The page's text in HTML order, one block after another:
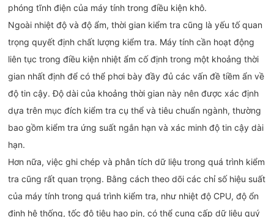
phóng tĩnh điện của máy tính trong điều kiện khô.
Ngoài nhiệt độ và độ ẩm, thời gian kiểm tra cũng là yếu tố quan
trọng quyết định chất lượng kiểm tra. Máy tính cần hoạt động
liên tục trong điều kiện nhiệt ẩm cố định trong một khoảng thời
gian nhất định để có thể phơi bày đầy đủ các vấn đề tiềm ẩn về
độ tin cậy. Độ dài của khoảng thời gian này nên được xác định
dựa trên mục đích kiểm tra cụ thể và tiêu chuẩn ngành, thường
bao gồm kiểm tra ứng suất ngắn hạn và xác minh độ tin cậy dài
hạn.
Hơn nữa, việc ghi chép và phân tích dữ liệu trong quá trình kiểm
tra cũng rất quan trọng. Bằng cách theo dõi các chỉ số hiệu suất
của máy tính trong quá trình kiểm tra, như nhiệt độ CPU, độ ổn
định hệ thống, tốc độ tiêu hao pin, có thể cung cấp dữ liệu quý